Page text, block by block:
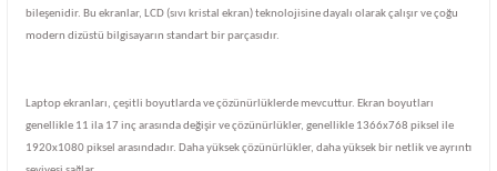
bileşenidir. Bu ekranlar, LCD (sıvı kristal ekran) teknolojisine dayalı olarak çalışır ve çoğu
modern dizüstü bilgisayarın standart bir parçasıdır.
Laptop ekranları, çeşitli boyutlarda ve çözünürlüklerde mevcuttur. Ekran boyutları
genellikle 11 ila 17 inç arasında değişir ve çözünürlükler, genellikle 1366x768 piksel ile
1920x1080 piksel arasındadır. Daha yüksek çözünürlükler, daha yüksek bir netlik ve ayrıntı